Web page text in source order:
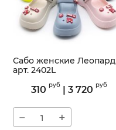
Сабо женские Леопард
арт. 2402L
2402L
310 руб| 3 720 руб
− +